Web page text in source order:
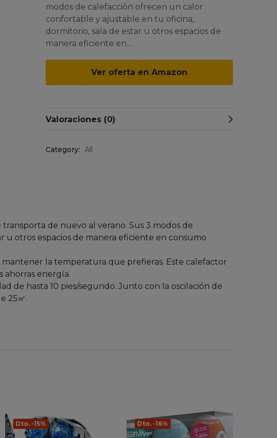
modos de calefacción ofrecen un calor
confortable y ajustable en tu oficina,
dormitorio, sala de estar u otros espacios de
manera eficiente en…
Ver oferta en Amazon
Valoraciones (0)
Category: All
de nuevo al verano. Sus 3 modos de
otros espacios de manera eficiente en consumo
mantener la temperatura que prefieras. Este calefactor
ahorras energía.
de hasta 10 pies/segundo. Junto con la oscilación de
25㎡.
Dto. -15% Dto. -16%